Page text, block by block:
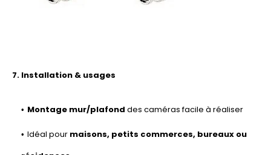
7. Installation & usages
Montage mur/plafond des caméras facile à réaliser
Idéal pour maisons, petits commerces, bureaux ou